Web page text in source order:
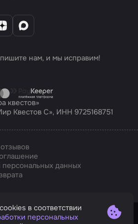
нам, и мы исправим!
квестов»
Квестов С», ИНН 9725168751
данных
в соответствии
персональных